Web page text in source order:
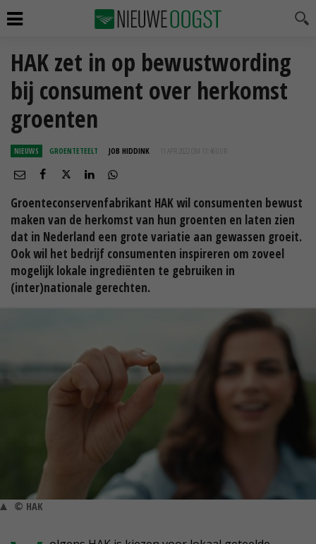
HAK zet in op bewustwording
bij consument over herkomst
groenten
NIEUWS GROENTETEELT JOB HIDDINK 11 APR 2022 OM 13:46
Groenteconservenfabrikant HAK wil consumenten bewust
maken van de herkomst van hun groenten en laten zien
dat in Nederland een grote variatie aan gewassen groeit.
Ook wil het bedrijf consumenten inspireren om zoveel
mogelijk lokale ingrediënten te gebruiken in
(inter)nationale gerechten.
© HAK